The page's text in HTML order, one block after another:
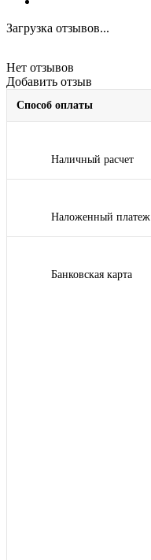
Загрузка отзывов...
Нет отзывов
Добавить отзыв
Способ оплаты
Наличный расчет
Наложенный платеж
Банковская карта